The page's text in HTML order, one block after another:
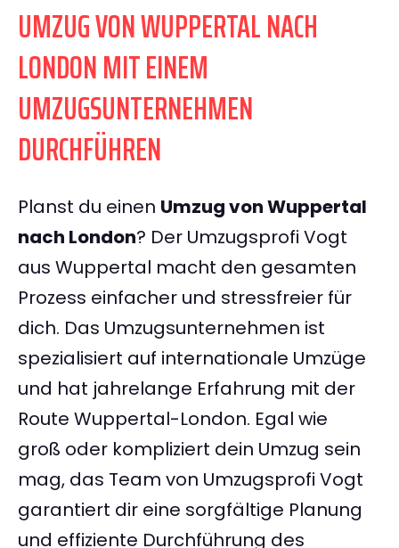
UMZUG VON WUPPERTAL NACH
LONDON MIT EINEM
UMZUGSUNTERNEHMEN
DURCHFÜHREN
Planst du einen Umzug von Wuppertal
nach London? Der Umzugsprofi Vogt
aus Wuppertal macht den gesamten
Prozess einfacher und stressfreier für
dich. Das Umzugsunternehmen ist
spezialisiert auf internationale Umzüge
und hat jahrelange Erfahrung mit der
Route Wuppertal-London. Egal wie
groß oder kompliziert dein Umzug sein
mag, das Team von Umzugsprofi Vogt
garantiert dir eine sorgfältige Planung
und effiziente Durchführung des